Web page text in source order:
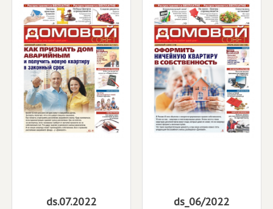
ds.07.2022 ds_06/2022